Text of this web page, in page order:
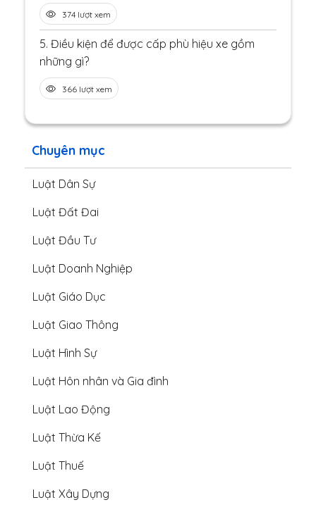
Chuyên mục
Luật Dân Sự
Luật Đất Đai
Luật Đầu Tư
Luật Doanh Nghiệp
Luật Giáo Dục
Luật Giao Thông
Luật Hình Sự
Luật Hôn nhân và Gia đình
Luật Lao Động
Luật Thừa Kế
Luật Thuế
Luật Xây Dựng
374 lượt xem
5. Điều kiện để được cấp phù hiệu xe gồm
những gì?
366 lượt xem